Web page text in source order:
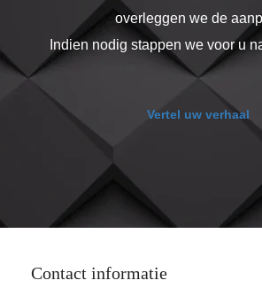
overleggen we de
Indien nodig stappen we voor u
Vertel uw verhaal
Contact informatie